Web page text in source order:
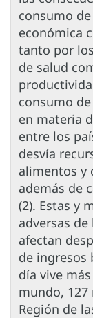
consumo
económica
tanto por
de salud
consumo
en materia
entre los
desvía
alimentos y
además de
(2). Estas y
adversas
afectan
de ingresos
día vive
mundo, 127
Región de